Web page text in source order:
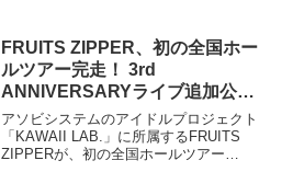
ム」)は、両社共同で...
FRUITS ZIPPER、初の全国ホー
ルツアー完走！ 3rd
ANNIVERSARYライブ追加公演
も決定
アソビシステムのアイドルプロジェクト
「KAWAII LAB.」に所属するFRUITS
ZIPPERが、初の全国ホールツアー